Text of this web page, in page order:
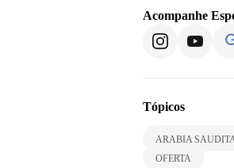
Acompanhe
Tópicos
ARABIA
OFERTA